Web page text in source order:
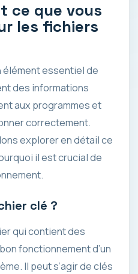
ce que vous
les fichiers
élément essentiel de
des informations
aux programmes et
correctement.
explorer en détail ce
il est crucial de
clé ?
qui contient des
fonctionnement d’un
Il peut s’agir de clés